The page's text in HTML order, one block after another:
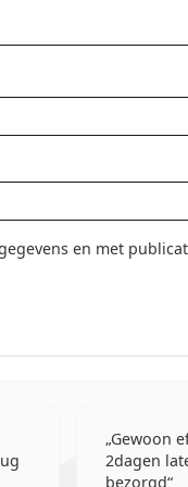
en met
Gewoon
2dagen
bezorgd